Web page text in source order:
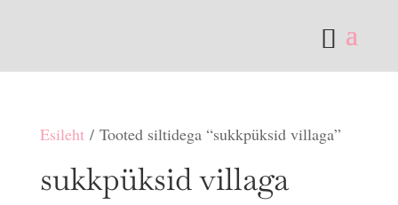
Esileht/ Tooted siltidega “sukkpüksid villaga”
sukkpüksid villaga